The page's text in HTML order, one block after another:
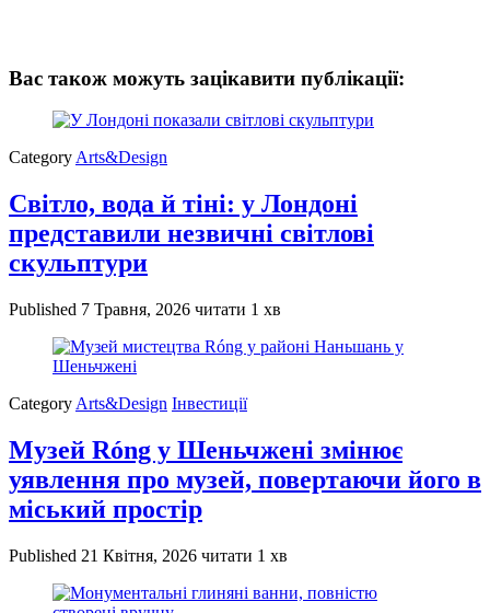
Вас також можуть зацікавити публікації:
Category Arts&Design
Світло, вода й тіні: у Лондоні
представили незвичні світлові
скульптури
Published 7 Травня, 2026 читати 1 хв
Category Arts&Design Інвестиції
Музей Róng у Шеньчжені змінює
уявлення про музей, повертаючи його в
міський простір
Published 21 Квітня, 2026 читати 1 хв